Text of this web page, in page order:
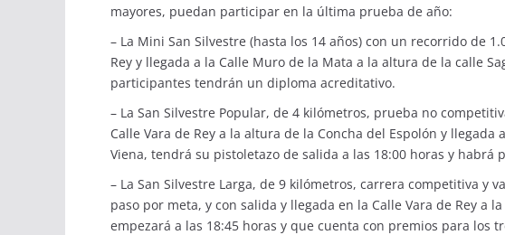
mayores, puedan participar en la última prueba de año:
– La Mini San Silvestre (hasta los 14 años) con un recorrido de
Rey y llegada a la Calle Muro de la Mata a la altura de la calle
participantes tendrán un diploma acreditativo.
– La San Silvestre Popular, de 4 kilómetros, prueba no
Calle Vara de Rey a la altura de la Concha del Espolón y
Viena, tendrá su pistoletazo de salida a las 18:00 horas y habrá
– La San Silvestre Larga, de 9 kilómetros, carrera competitiva y
paso por meta, y con salida y llegada en la Calle Vara de Rey a
empezará a las 18:45 horas y que cuenta con premios para los